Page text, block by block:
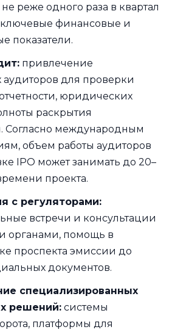
реже одного раза в квартал
ключевые финансовые и
показатели.
привлечение
для проверки
юридических
раскрытия
международным
объем работы аудиторов
IPO может занимать до 20–
проекта.
с регуляторами:
встречи и консультации
органами, помощь в
проспекта эмиссии до
документов.
специализированных
решений: системы
платформы для